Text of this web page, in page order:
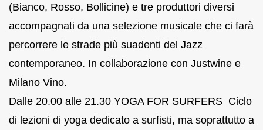
(Bianco, Rosso, Bollicine) e tre produttori diversi
accompagnati da una selezione musicale che ci farà
percorrere le strade più suadenti del Jazz
contemporaneo. In collaborazione con Justwine e
Milano Vino.
Dalle 20.00 alle 21.30 YOGA FOR SURFERS Ciclo
di lezioni di yoga dedicato a surfisti, ma soprattutto a